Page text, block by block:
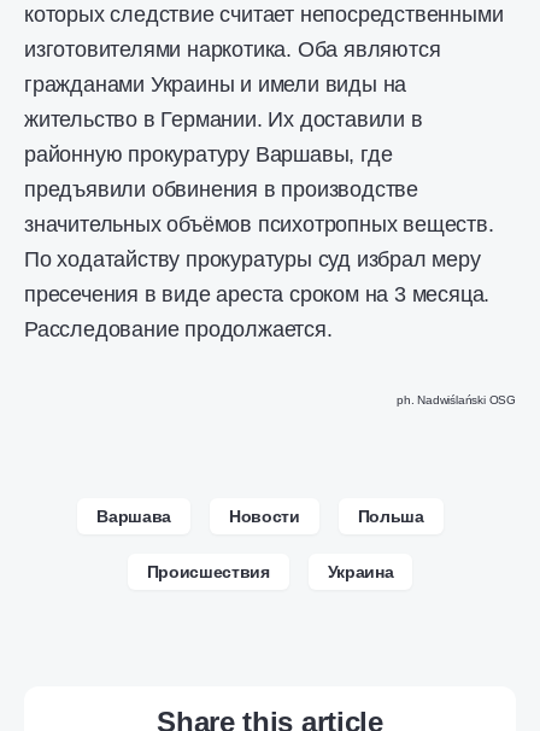
которых следствие считает непосредственными
изготовителями наркотика. Оба являются
гражданами Украины и имели виды на
жительство в Германии. Их доставили в
районную прокуратуру Варшавы, где
предъявили обвинения в производстве
значительных объёмов психотропных веществ.
По ходатайству прокуратуры суд избрал меру
пресечения в виде ареста сроком на 3 месяца.
Расследование продолжается.
ph. Nadwiślański OSG
Варшава Новости Польша
Происшествия Украина
Share this article